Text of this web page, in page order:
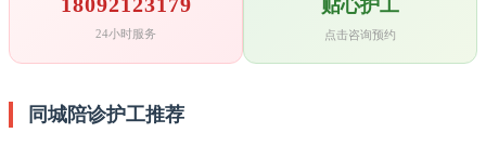
24小时服务
贴心护工
点击咨询预约
同城陪诊护工推荐